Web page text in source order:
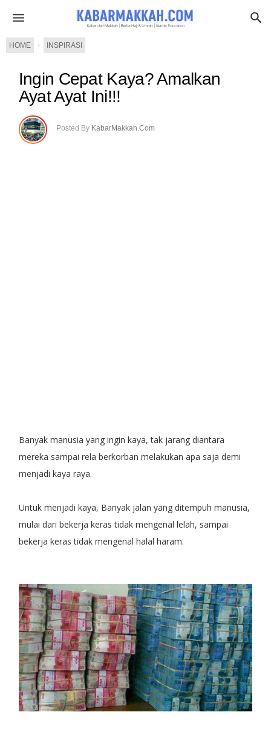
HOME › INSPIRASI
Ingin Cepat Kaya? Amalkan
Ayat Ayat Ini!!!
Posted By KabarMakkah.Com
Banyak manusia yang ingin kaya, tak jarang diantara
mereka sampai rela berkorban melakukan apa saja demi
menjadi kaya raya.
Untuk menjadi kaya, Banyak jalan yang ditempuh manusia,
mulai dari bekerja keras tidak mengenal lelah, sampai
bekerja keras tidak mengenal halal haram.